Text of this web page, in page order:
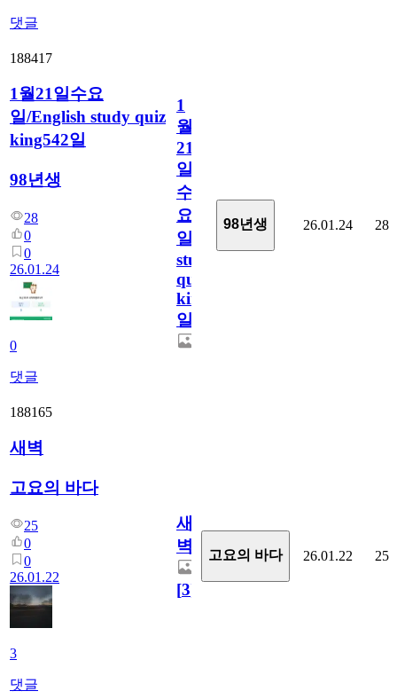
댓글
188417
1월21일수요
일/English study quiz
king542일
98년생
28
0
0
26.01.24
0
댓글
1
월
21
일
수
요
일/English
study
quiz
king542
일
98년생 26.01.24 28
188165
새벽
고요의 바다
25
0
0
26.01.22
3
댓글
새
벽
[3]
고요의 바다 26.01.22 25